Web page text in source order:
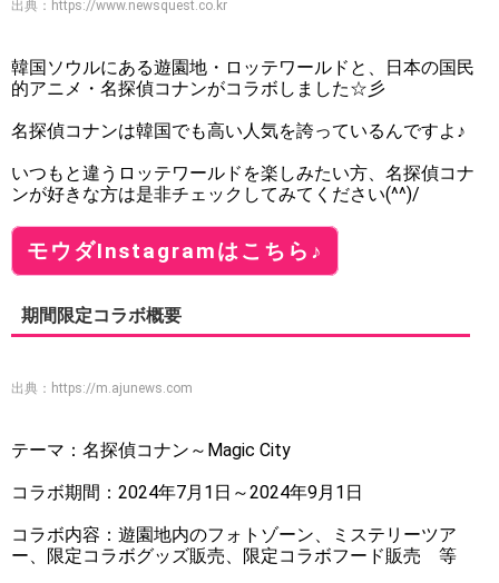
出典： https://www.newsquest.co.kr
韓国ソウルにある遊園地・ロッテワールドと、日本の国民
的アニメ・名探偵コナンがコラボしました☆彡
名探偵コナンは韓国でも高い人気を誇っているんですよ♪
いつもと違うロッテワールドを楽しみたい方、名探偵コナ
ンが好きな方は是非チェックしてみてください(^^)/
モウダInstagramはこちら♪
期間限定コラボ概要
出典： https://m.ajunews.com
テーマ：名探偵コナン～Magic City
コラボ期間：2024年7月1日～2024年9月1日
コラボ内容：遊園地内のフォトゾーン、ミステリーツア
ー、限定コラボグッズ販売、限定コラボフード販売 等